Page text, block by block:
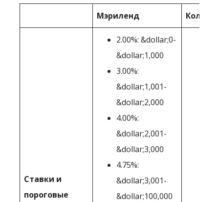
Мэриленд
Ставки и
пороговые
2.00%: &dollar;0-
&dollar;1,000
3.00%:
&dollar;1,001-
&dollar;2,000
4.00%:
&dollar;2,001-
&dollar;3,000
4.75%:
&dollar;3,001-
&dollar;100,000